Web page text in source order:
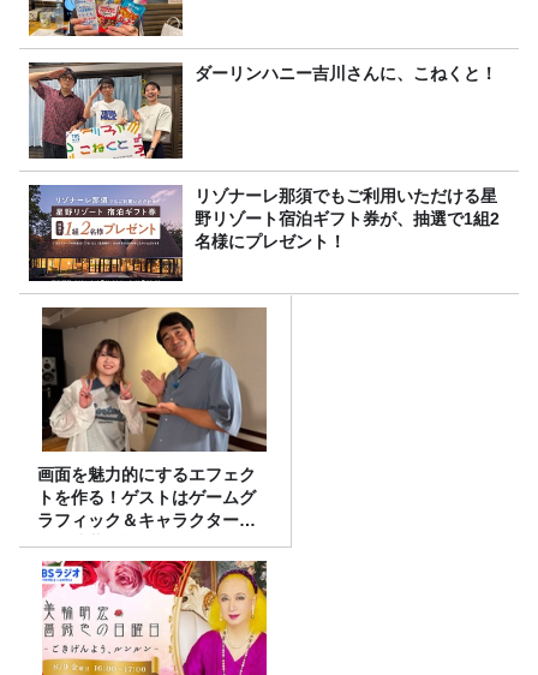
ダーリンハニー吉川さんに、こねくと！
リゾナーレ那須でもご利用いただける星
野リゾート宿泊ギフト券が、抽選で1組2
名様にプレゼント！
画面を魅力的にするエフェク
トを作る！ゲストはゲームグ
ラフィック＆キャラクター専
攻の遠藤里桜さん！